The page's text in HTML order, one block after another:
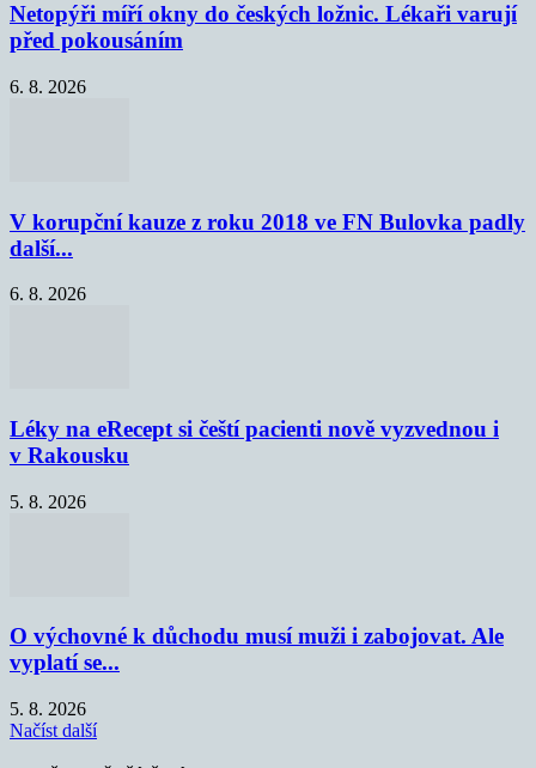
Netopýři míří okny do českých ložnic. Lékaři varují
před pokousáním
6. 8. 2026
V korupční kauze z roku 2018 ve FN Bulovka padly
další...
6. 8. 2026
Léky na eRecept si čeští pacienti nově vyzvednou i
v Rakousku
5. 8. 2026
O výchovné k důchodu musí muži i zabojovat. Ale
vyplatí se...
5. 8. 2026
Načíst další